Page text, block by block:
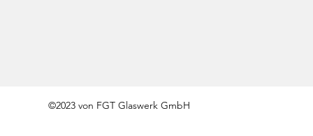
©2023 von FGT Glaswerk GmbH